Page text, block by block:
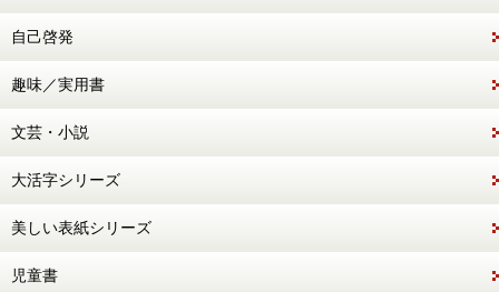
自己啓発
趣味／実用書
文芸・小説
大活字シリーズ
美しい表紙シリーズ
児童書